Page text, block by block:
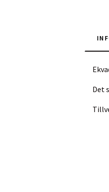
Det